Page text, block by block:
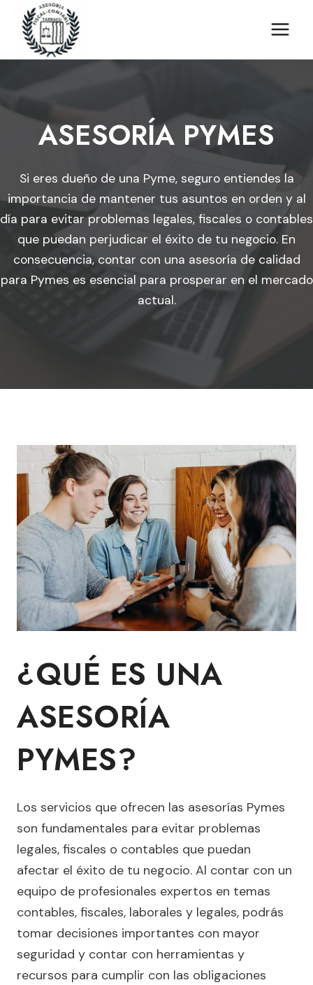
Saltar
contenido
ASESORÍA PYMES
Si eres dueño de una Pyme, seguro entiendes la
importancia de mantener tus asuntos en orden y al
día para evitar problemas legales, fiscales o contables
que puedan perjudicar el éxito de tu negocio. En
consecuencia, contar con una asesoría de calidad
para Pymes es esencial para prosperar en el mercado
actual.
¿QUÉ ES UNA
ASESORÍA
PYMES?
Los servicios que ofrecen las asesorías Pymes
son fundamentales para evitar problemas
legales, fiscales o contables que puedan
afectar el éxito de tu negocio. Al contar con un
equipo de profesionales expertos en temas
contables, fiscales, laborales y legales, podrás
tomar decisiones importantes con mayor
seguridad y contar con herramientas y
recursos para cumplir con las obligaciones